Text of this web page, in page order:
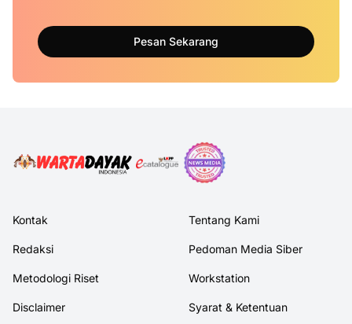
Pesan Sekarang
Kontak Tentang Kami
Redaksi Pedoman Media Siber
Metodologi Riset Workstation
Disclaimer Syarat & Ketentuan